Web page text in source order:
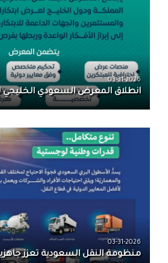
03-31-2026
انطلاق المعرض السعودي الخليجي
03-31-2026
منظومة النقل السعودية تعزز